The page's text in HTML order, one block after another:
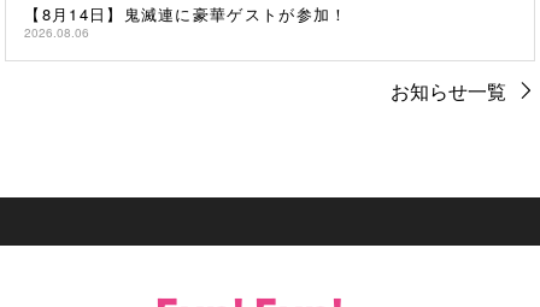
【8月14日】鬼滅連に豪華ゲストが参加！
2026.08.06
お知らせ一覧